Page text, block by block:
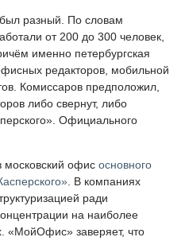
разный. По словам
от 200 до 300 человек,
именно петербургская
редакторов, мобильной
Комиссаров предположил,
либо свернут, либо
Официального
офис основного
. В компаниях
ради
на наиболее
«МойОфис» заверяет, что